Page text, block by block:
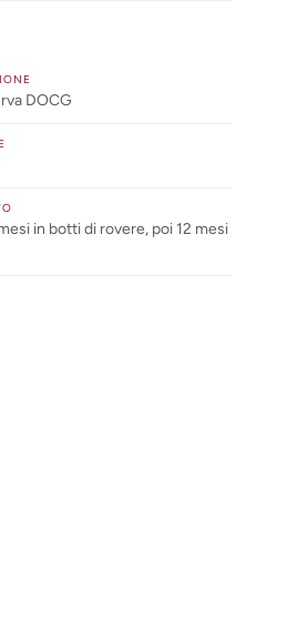
DOCG
in botti di rovere, poi 12 mesi